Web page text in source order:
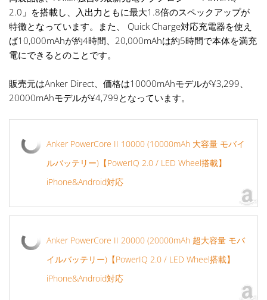
2.0」を搭載し、入出力ともに最大1.8倍のスペックアップが
特徴となっています。また、 Quick Charge対応充電器を使え
ば10,000mAhが約4時間、20,000mAhは約5時間で本体を満充
電にできるとのことです。
販売元はAnker Direct、価格は10000mAhモデルが¥3,299、
20000mAhモデルが¥4,799となっています。
Anker PowerCore II 10000 (10000mAh 大容量 モバイ
ルバッテリー)【PowerIQ 2.0 / LED Wheel搭載】
iPhone&Android対応
Anker PowerCore II 20000 (20000mAh 超大容量 モバ
イルバッテリー)【PowerIQ 2.0 / LED Wheel搭載】
iPhone&Android対応